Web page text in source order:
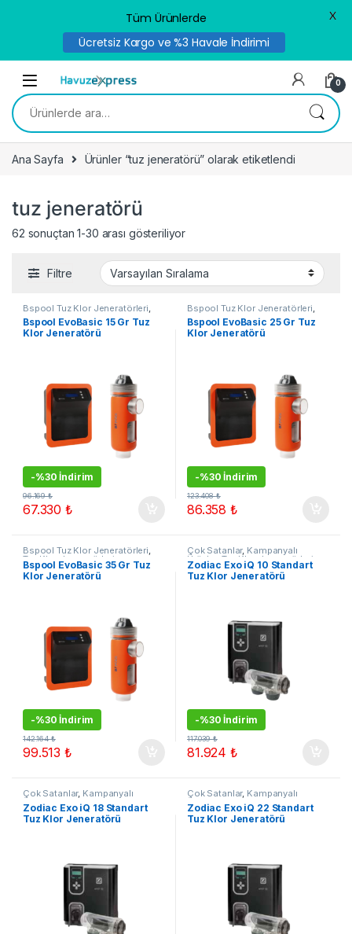
0
Ara:
Ana Sayfa Ürünler “tuz jeneratörü” olarak etiketlendi
tuz jeneratörü
62 sonuçtan 1-30 arası gösteriliyor
Filtre
Bspool Tuz Klor Jeneratörleri
Tuz Klor Jenerarörleri
Bspool EvoBasic 15 Gr Tuz
Klor Jeneratörü
-%30 İndirim
67.330₺
96.169₺
Bspool Tuz Klor Jeneratörleri
Tuz Klor Jenerarörleri
Bspool EvoBasic 25 Gr Tuz
Klor Jeneratörü
-%30 İndirim
86.358₺
123.408₺
Bspool Tuz Klor Jeneratörleri,
Tuz Klor Jenerarörleri
Bspool EvoBasic 35 Gr Tuz
Klor Jeneratörü
-%30 İndirim
99.513₺
142.164₺
Çok Satanlar, Kampanyalı
Ürünler Tuz Klor Jenerarörleri
Zodiac Tuz Klor Jeneratörleri
Zodiac Exo iQ 10 Standart
Tuz Klor Jeneratörü
-%30 İndirim
81.924₺
117.039₺
Çok Satanlar, Kampanyalı
Ürünler Tuz Klor Jenerarörleri
Zodiac Tuz Klor Jeneratörleri
Zodiac Exo iQ 18 Standart
Tuz Klor Jeneratörü
Çok Satanlar, Kampanyalı
Ürünler Tuz Klor Jenerarörleri
Zodiac Tuz Klor Jeneratörleri
Zodiac Exo iQ 22 Standart
Tuz Klor Jeneratörü
Tüm Ürünlerde
Ücretsiz Kargo ve %3 Havale İndirimi
X